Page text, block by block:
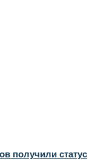
получили статус